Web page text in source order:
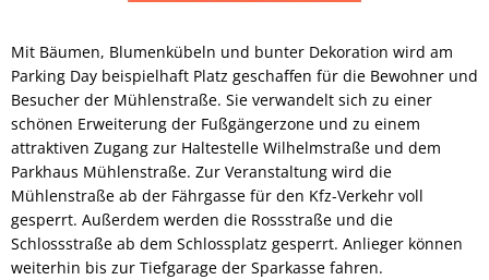
Mit Bäumen, Blumenkübeln und bunter Dekoration wird am
Parking Day beispielhaft Platz geschaffen für die Bewohner und
Besucher der Mühlenstraße. Sie verwandelt sich zu einer
schönen Erweiterung der Fußgängerzone und zu einem
attraktiven Zugang zur Haltestelle Wilhelmstraße und dem
Parkhaus Mühlenstraße. Zur Veranstaltung wird die
Mühlenstraße ab der Fährgasse für den Kfz-Verkehr voll
gesperrt. Außerdem werden die Rossstraße und die
Schlossstraße ab dem Schlossplatz gesperrt. Anlieger können
weiterhin bis zur Tiefgarage der Sparkasse fahren.